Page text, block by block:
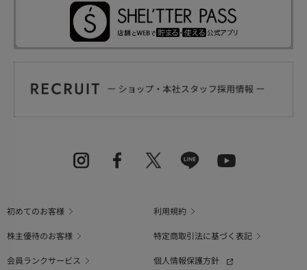
初めてのお客様
利用規約
株主優待のお客様
特定商取引法に基づく表記
会員ランクサービス
個人情報保護方針